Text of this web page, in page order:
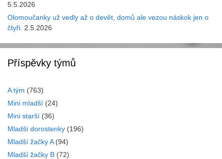
5.5.2026
Olomoučanky už vedly až o devět, domů ale vezou náskok jen o
čtyři. 2.5.2026
Příspěvky týmů
A tým (763)
Mini mladší (24)
Mini starší (36)
Mladší dorostenky (196)
Mladší žačky A(94)
Mladší žačky B (72)